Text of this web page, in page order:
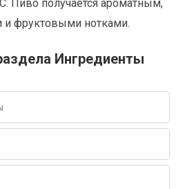
Пиво получается ароматным,
и фруктовыми нотками.
Ингредиенты